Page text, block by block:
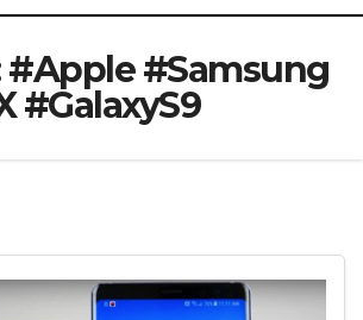
#Apple #Samsung
#GalaxyS9